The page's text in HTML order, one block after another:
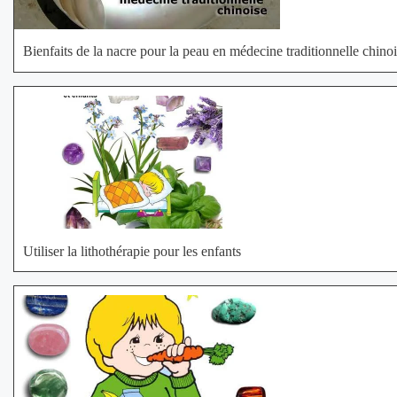
Bienfaits de la nacre pour la peau en médecine traditionnelle
Utiliser la lithothérapie pour les enfants